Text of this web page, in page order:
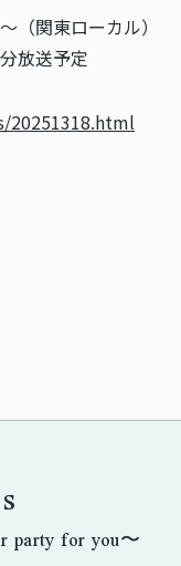
（関東ローカル）
放送予定
party for you〜